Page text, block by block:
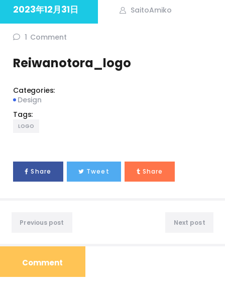
2023年12月31日 SaitoAmiko
1 Comment
Reiwanotora_logo
Categories:
Design
Tags:
LOGO
Share Tweet Share
Previous post Next post
Comment